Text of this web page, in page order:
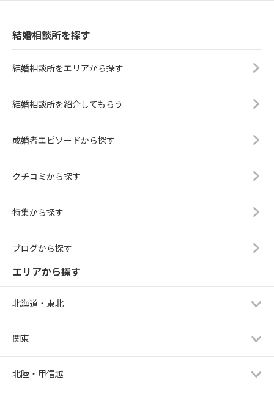
結婚相談所を探す
結婚相談所をエリアから探す
結婚相談所を紹介してもらう
成婚者エピソードから探す
クチコミから探す
特集から探す
ブログから探す
エリアから探す
北海道・東北
関東
北陸・甲信越